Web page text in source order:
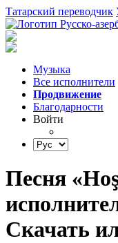
Татарский переводчик
Музыка
Все исполнители
Продвижение
Благодарности
Войти
Песня
Скачать